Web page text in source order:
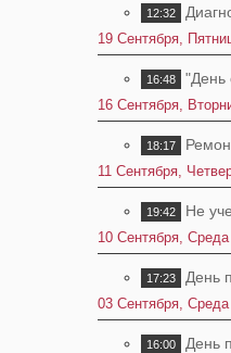
12:32
19 Сентября,
16:48 "День
16 Сентября,
18:17
11 Сентября,
19:42 Не
10 Сентября, Среда
17:23 День
03 Сентября, Среда
16:00 День